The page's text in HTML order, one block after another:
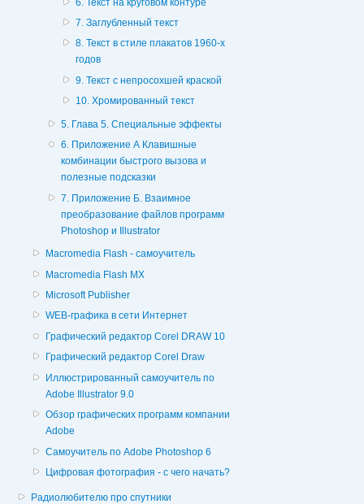
7. Заглубленный текст
8. Текст в стиле плакатов 1960-х
годов
9. Текст с непросохшей краской
10. Хромированный текст
5. Глава 5. Специальные эффекты
6. Приложение А Клавишные
комбинации быстрого вызова и
полезные подсказки
7. Приложение Б. Взаимное
преобразование файлов программ
Photoshop и Illustrator
Macromedia Flash - самоучитель
Macromedia Flash MX
Microsoft Publisher
WEB-графика в сети Интернет
Графический редактор Corel DRAW 10
Графический редактор Corel Draw
Иллюстрированный самоучитель по
Adobe Illustrator 9.0
Обзор графических программ компании
Adobe
Самоучитель по Adobe Photoshop 6
Цифровая фотография - с чего начать?
Радиолюбителю про спутники